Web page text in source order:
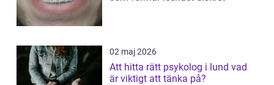
02 maj 2026
Att hitta rätt psykolog i lund vad
är viktigt att tänka på?